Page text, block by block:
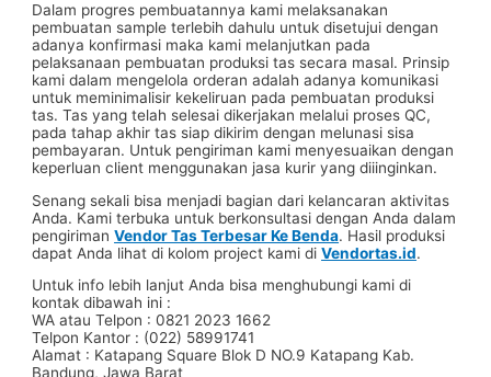
Dalam progres pembuatannya kami melaksanakan
pembuatan sample terlebih dahulu untuk disetujui dengan
adanya konfirmasi maka kami melanjutkan pada
pelaksanaan pembuatan produksi tas secara masal. Prinsip
kami dalam mengelola orderan adalah adanya komunikasi
untuk meminimalisir kekeliruan pada pembuatan produksi
tas. Tas yang telah selesai dikerjakan melalui proses QC,
pada tahap akhir tas siap dikirim dengan melunasi sisa
pembayaran. Untuk pengiriman kami menyesuaikan dengan
keperluan client menggunakan jasa kurir yang diiinginkan.
Senang sekali bisa menjadi bagian dari kelancaran aktivitas
Anda. Kami terbuka untuk berkonsultasi dengan Anda dalam
pengirimanVendor Tas Terbesar Ke Benda. Hasil produksi
dapat Anda lihat di kolom project kami diVendortas.id.
Untuk info lebih lanjut Anda bisa menghubungi kami di
kontak dibawah ini :
WA atau Telpon : 0821 2023 1662
Telpon Kantor : (022) 58991741
Alamat : Katapang Square Blok D NO.9 Katapang Kab.
Bandung, Jawa Barat